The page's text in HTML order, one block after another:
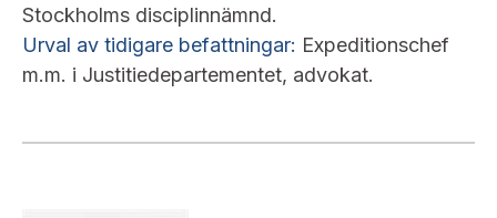
Stockholms disciplinnämnd.
Urval av tidigare befattningar: Expeditionschef
m.m. i Justitiedepartementet, advokat.